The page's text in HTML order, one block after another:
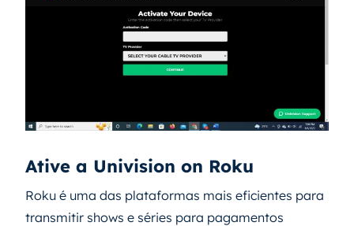
Ative a Univision on Roku
Roku é uma das plataformas mais eficientes para
transmitir shows e séries para pagamentos